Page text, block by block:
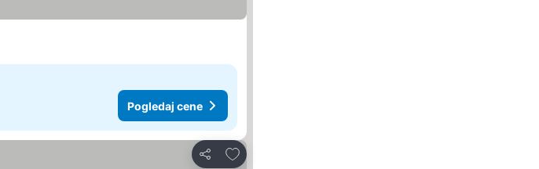
Pogledaj cene
Deli
Dodati u favorite